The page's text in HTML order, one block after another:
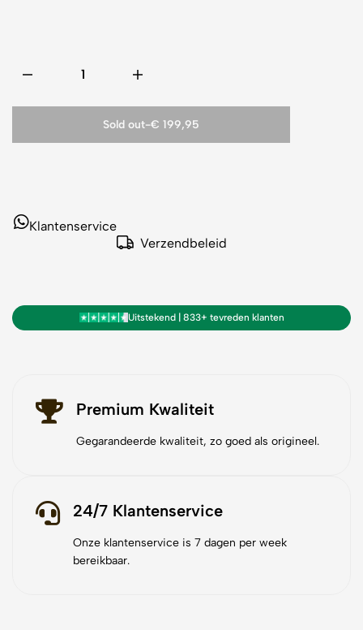
Sold out-€ 199,95
Klantenservice
Verzendbeleid
Uitstekend | 833+ tevreden klanten
Premium Kwaliteit
Gegarandeerde kwaliteit, zo goed als origineel.
24/7 Klantenservice
Onze klantenservice is 7 dagen per week
bereikbaar.